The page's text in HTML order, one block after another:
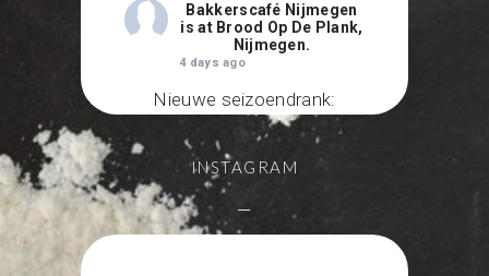
Bakkerscafé Nijmegen
is at Brood Op De Plank,
Nijmegen.
4 days ago
Nieuwe seizoendrank:
zelfgemaakte ice tea met
thee van Het Theezaakje
Heerlijk met dit warme weer
Photo
INSTAGRAM
—